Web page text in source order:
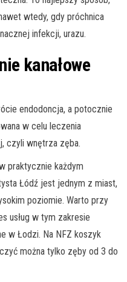
wtedy, gdy próchnica
infekcji, urazu.
kanałowe
endodoncja, a potocznie
w celu leczenia
czyli wnętrza zęba.
praktycznie każdym
Łódź jest jednym z miast,
poziomie. Warto przy
usług w tym zakresie
w Łodzi. Na NFZ koszyk
można tylko zęby od 3 do